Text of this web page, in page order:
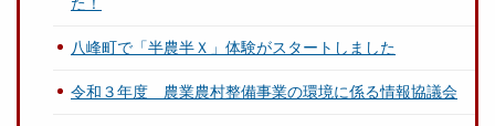
八峰町で「半農半Ｘ」体験がスタートしました
令和３年度 農業農村整備事業の環境に係る情報協議会